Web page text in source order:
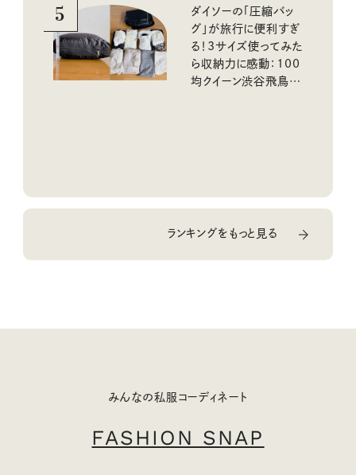
5
ダイソーの「圧縮バッ
グ」が旅行に便利すぎ
る！3サイズ使ってみた
ら収納力に感動：100
均クイーン渋谷飛鳥の
ランキングをもっと見る
みんなの私服コーディネート
FASHION SNAP